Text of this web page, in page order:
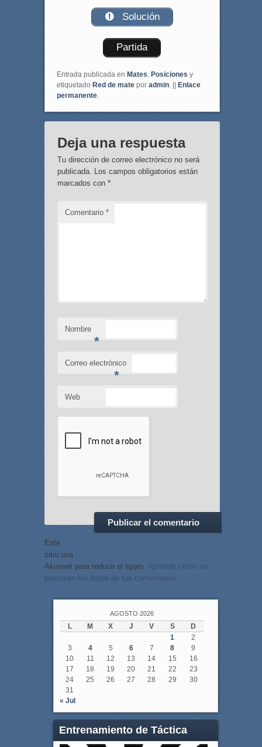
Solución
Partida
Entrada publicada en Mates Posiciones y
etiquetado Red de matepor admin. || Enlace
permanente.
Deja una respuesta
Tu dirección de correo electrónico no será
publicada. Los campos obligatorios están
marcados con *
Comentario *
Nombre
*
Correo electrónico
*
Web
Este
sitio usa
Akismet para reducir el spam. Aprende cómo se
procesan los datos de tus comentarios.
AGOSTO 2026
L M X J V S
D
1
2
3
4 5 6 7 8
9
10
11 12 13 14 15
16
17
18 19 20 21 22
23
24
25 26 27 28 29
30
31
« Jul
Entrenamiento de Táctica